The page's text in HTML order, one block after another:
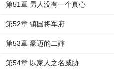
第51章 男人没有一个真心
第52章 镇国将军府
第53章 豪迈的二婶
第54章 以家人之名威胁